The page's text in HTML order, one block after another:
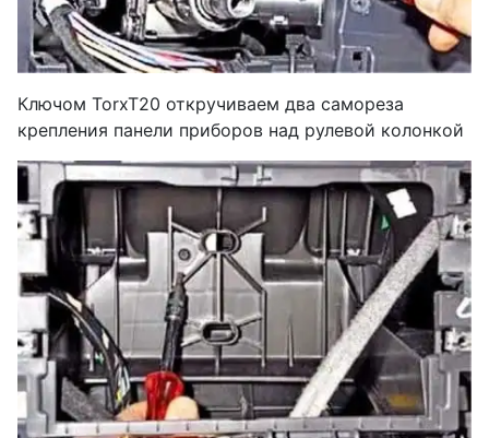
Ключом TorxT20 откручиваем два самореза
крепления панели приборов над рулевой колонкой